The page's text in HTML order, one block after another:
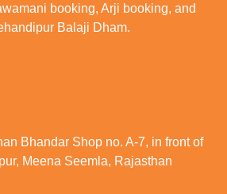
booking, Arji booking, and
Balaji Dham.
Bhandar Shop no. A-7, in front of
Meena Seemla, Rajasthan